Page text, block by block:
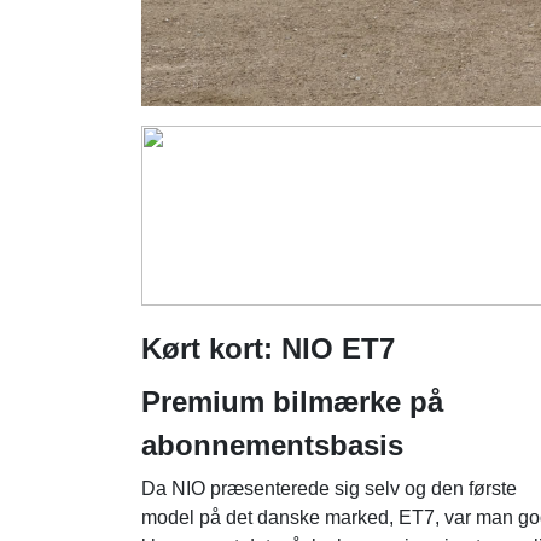
Kørt kort: NIO ET7
Premium bilmærke på
abonnementsbasis
Da NIO præsenterede sig selv og den første
model på det danske marked, ET7, var man